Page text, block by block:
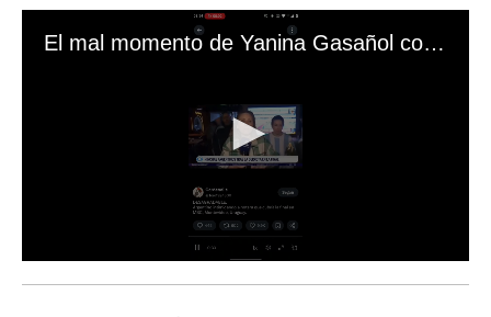
El mal momento de Yanina Gasañol con un hincha argentino en "Subrayado"
s